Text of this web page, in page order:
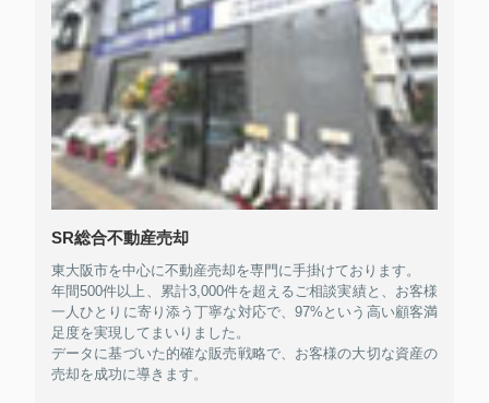
SR総合不動産売却
東大阪市を中心に不動産売却を専門に手掛けております。
年間500件以上、累計3,000件を超えるご相談実績と、お客様
一人ひとりに寄り添う丁寧な対応で、97%という高い顧客満
足度を実現してまいりました。
データに基づいた的確な販売戦略で、お客様の大切な資産の
売却を成功に導きます。